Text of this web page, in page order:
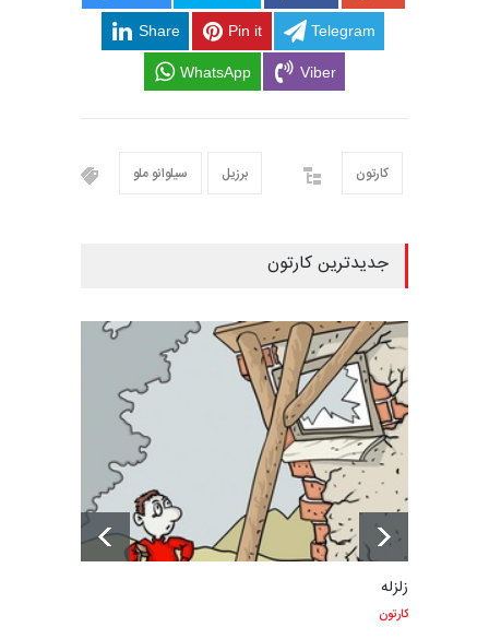
Share Pin it Telegram
WhatsApp Viber
سیلوانو ملو برزیل کارتون
جدیدترین کارتون
زلزله
کارتون